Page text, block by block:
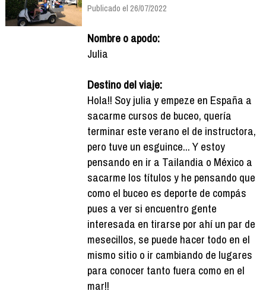
Publicado el 26/07/2022
Nombre o apodo:
Julia
Destino del viaje:
Hola!! Soy julia y empeze en España a
sacarme cursos de buceo, quería
terminar este verano el de instructora,
pero tuve un esguince... Y estoy
pensando en ir a Tailandia o México a
sacarme los títulos y he pensando que
como el buceo es deporte de compás
pues a ver si encuentro gente
interesada en tirarse por ahí un par de
mesecillos, se puede hacer todo en el
mismo sitio o ir cambiando de lugares
para conocer tanto fuera como en el
mar!!